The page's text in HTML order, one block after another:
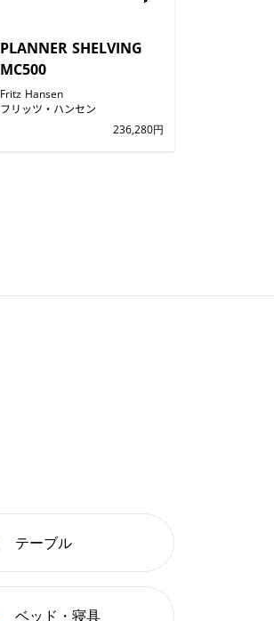
PLANNER SHELVING
MC500
Fritz Hansen
フリッツ・ハンセン
236,280円
テーブル
ベッド・寝具